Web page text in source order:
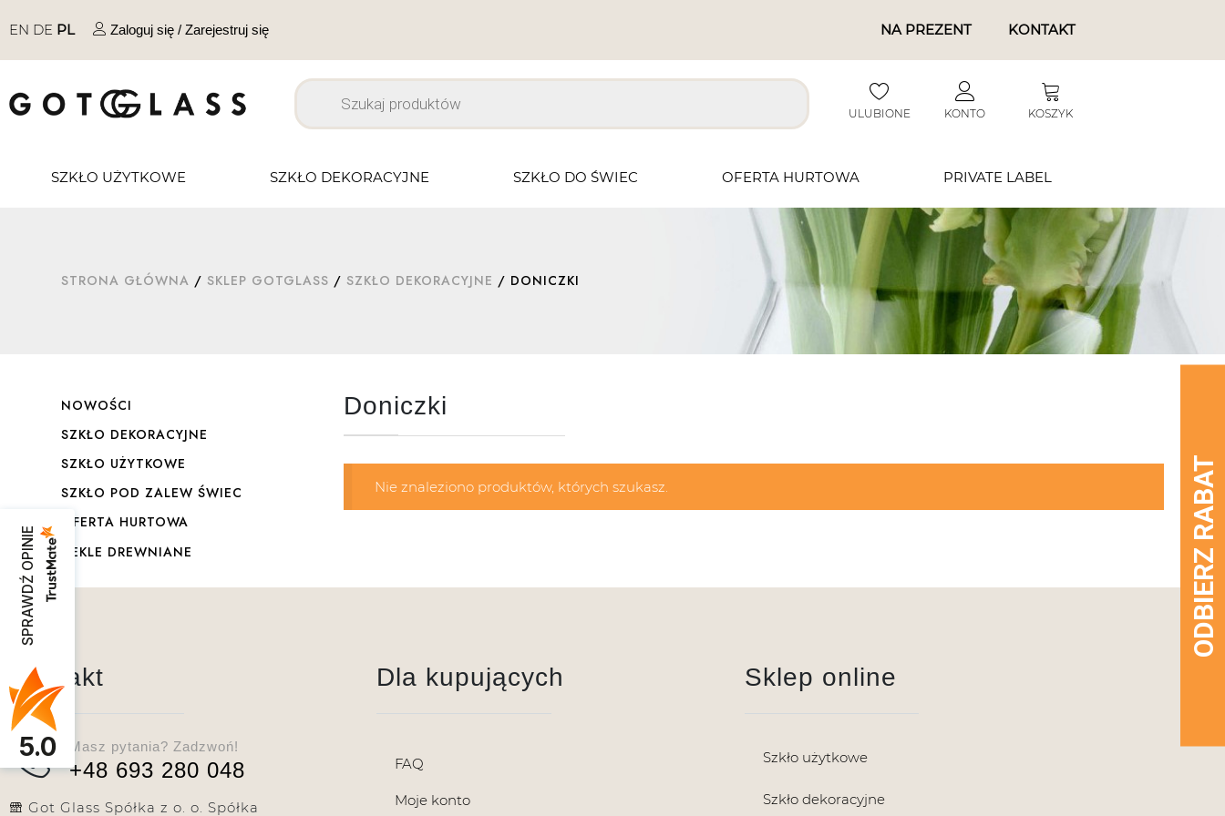
EN DE PL Zaloguj się / Zarejestruj się NA PREZENT KONTAKT
ULUBIONE KONTO KOSZYK
SZKŁO UŻYTKOWE SZKŁO DEKORACYJNE SZKŁO DO ŚWIEC OFERTA HURTOWA PRIVATE LABEL
STRONA GŁÓWNA / SKLEP GOTGLASS / SZKŁO DEKORACYJNE / DONICZKI
Doniczki
Nie znaleziono produktów, których szukasz.
NOWOŚCI
SZKŁO DEKORACYJNE
SZKŁO UŻYTKOWE
SZKŁO POD ZALEW ŚWIEC
OFERTA HURTOWA
DEKLE DREWNIANE
Kontakt
Masz pytania? Zadzwoń!
+48 693 280 048
Got Glass Spółka z o. o. Spółka
Dla kupujących
FAQ
Moje konto
Sklep online
Szkło użytkowe
Szkło dekoracyjne
SPRAWDŹ OPINIE
5.0